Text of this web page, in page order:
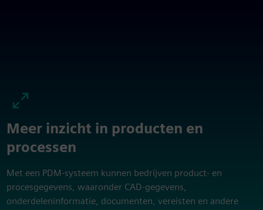
Meer inzicht in producten en
processen
Met een PDM-systeem kunnen bedrijven product- en
procesgegevens, waaronder CAD-gegevens,
onderdeleninformatie, documenten, vereisten en andere